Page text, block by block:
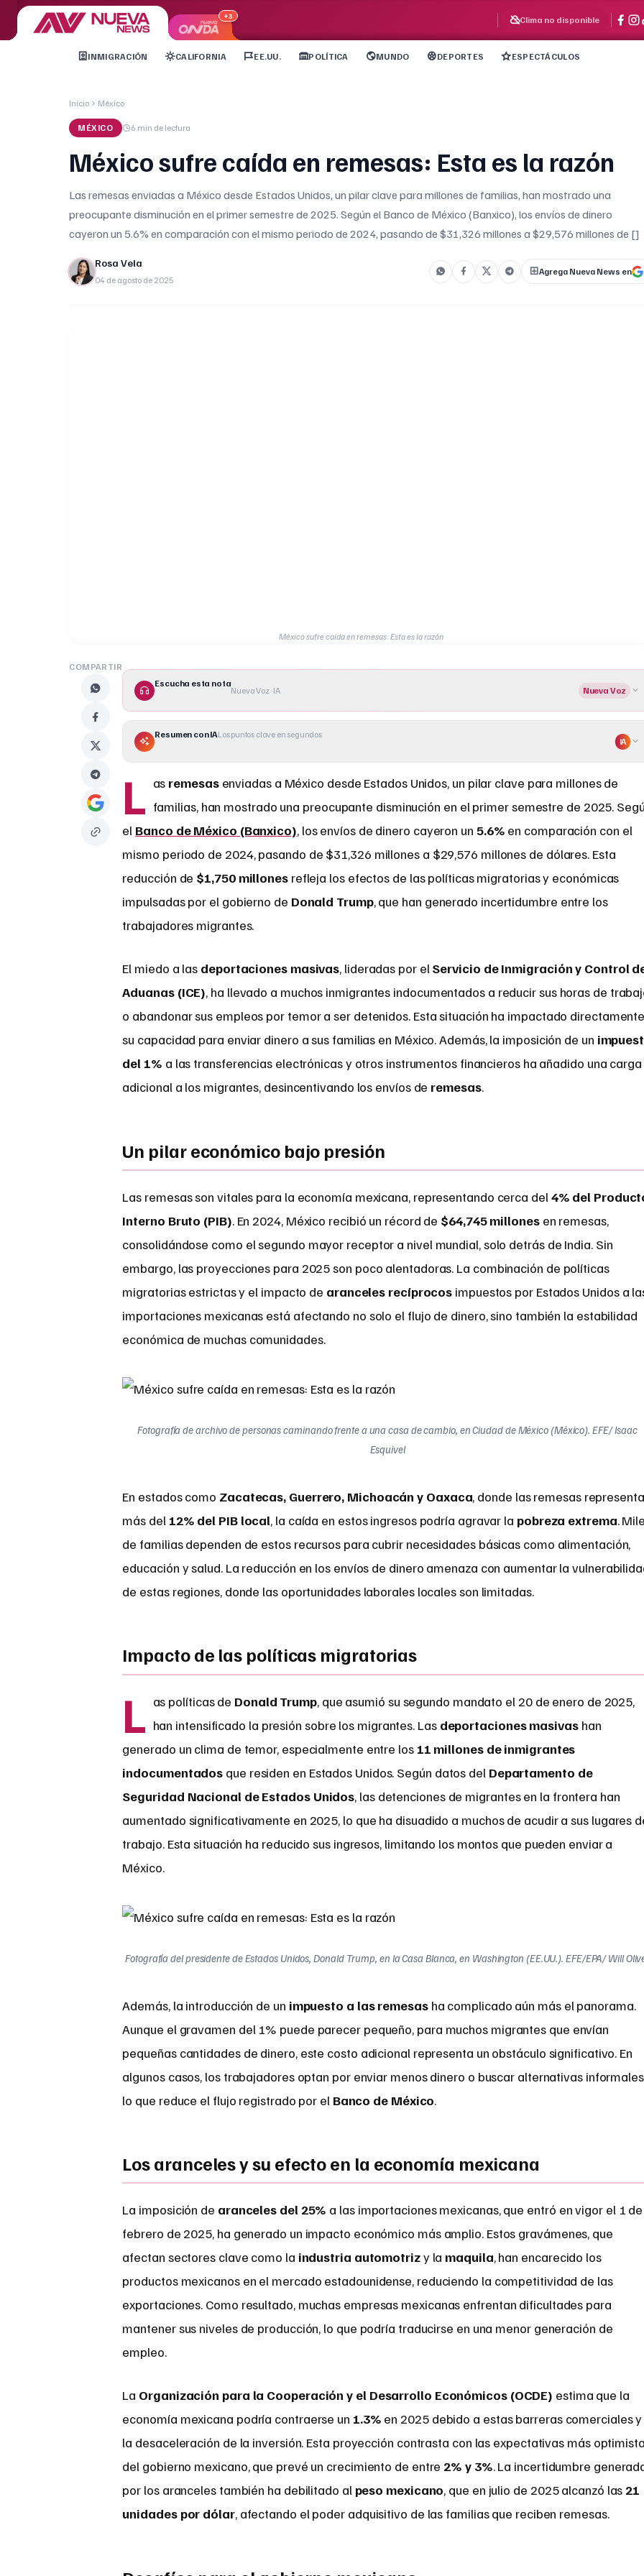
+3 Clima no disponible
INMIGRACIÓN CALIFORNIA EE.UU. POLÍTICA MUNDO DEPORTES ESPECTÁCULOS
Inicio México
MÉXICO 6 min de lectura
México sufre caída en remesas: Esta es la razón
Las remesas enviadas a México desde Estados Unidos, un pilar clave para millones de familias, han mostrado una
preocupante disminución en el primer semestre de 2025. Según el Banco de México (Banxico), los envíos de dinero
cayeron un 5.6% en comparación con el mismo periodo de 2024, pasando de $31,326 millones a $29,576 millones de []
Rosa Vela
04 de agosto de 2025
Agrega Nueva News en
México sufre caída en remesas: Esta es la razón
COMPARTIR
Escucha esta nota
Nueva Voz · IA Nueva Voz
Resumen con IALos puntos clave en segundos
IA
L as remesasenviadas a México desde Estados Unidos, un pilar clave para millones de
familias, han mostrado una preocupante disminución en el primer semestre de 2025.
el Banco de México (Banxico), los envíos de dinero cayeron un 5.6% en comparación con el
mismo periodo de 2024, pasando de $31,326 millones a $29,576 millones de dólares. Esta
reducción de $1,750 millonesrefleja los efectos de las políticas migratorias y económicas
impulsadas por el gobierno de Donald Trump, que han generado incertidumbre entre los
trabajadores migrantes.
El miedo a las deportaciones masivas, lideradas por el Servicio de Inmigración y Control
Aduanas (ICE), ha llevado a muchos inmigrantes indocumentados a reducir sus horas de
o abandonar sus empleos por temor a ser detenidos. Esta situación ha impactado
su capacidad para enviar dinero a sus familias en México. Además, la imposición de un
del 1% a las transferencias electrónicas y otros instrumentos financieros ha añadido una carga
adicional a los migrantes, desincentivando los envíos de remesas.
Un pilar económico bajo presión
Las remesas son vitales para la economía mexicana, representando cerca del 4% del
Interno Bruto (PIB). En 2024, México recibió un récord de $64,745 millonesen remesas,
consolidándose como el segundo mayor receptor a nivel mundial, solo detrás de India. Sin
embargo, las proyecciones para 2025 son poco alentadoras. La combinación de políticas
migratorias estrictas y el impacto de aranceles recíprocos impuestos por Estados Unidos a
importaciones mexicanas está afectando no solo el flujo de dinero, sino también la estabilidad
económica de muchas comunidades.
Fotografía de archivo de personas caminando frente a una casa de cambio, en Ciudad de México (México). EFE/ Isaac
Esquivel
En estados como Zacatecas, Guerrero, Michoacán y Oaxaca, donde las remesas
más del 12% del PIB local, la caída en estos ingresos podría agravar la pobreza extrema.
de familias dependen de estos recursos para cubrir necesidades básicas como alimentación,
educación y salud. La reducción en los envíos de dinero amenaza con aumentar la
de estas regiones, donde las oportunidades laborales locales son limitadas.
Impacto de las políticas migratorias
L as políticas de Donald Trump, que asumió su segundo mandato el 20 de enero de 2025,
han intensificado la presión sobre los migrantes. Las deportaciones masivashan
generado un clima de temor, especialmente entre los 11 millones de inmigrantes
indocumentados que residen en Estados Unidos. Según datos del Departamento de
Seguridad Nacional de Estados Unidos, las detenciones de migrantes en la frontera han
aumentado significativamente en 2025, lo que ha disuadido a muchos de acudir a sus lugares
trabajo. Esta situación ha reducido sus ingresos, limitando los montos que pueden enviar a
México.
Fotografía del presidente de Estados Unidos, Donald Trump, en la Casa Blanca, en Washington (EE.UU.). EFE/EPA/ Will
Además, la introducción de un impuesto a las remesasha complicado aún más el panorama.
Aunque el gravamen del 1% puede parecer pequeño, para muchos migrantes que envían
pequeñas cantidades de dinero, este costo adicional representa un obstáculo significativo. En
algunos casos, los trabajadores optan por enviar menos dinero o buscar alternativas
lo que reduce el flujo registrado por el Banco de México.
Los aranceles y su efecto en la economía mexicana
La imposición de aranceles del 25% a las importaciones mexicanas, que entró en vigor el 1 de
febrero de 2025, ha generado un impacto económico más amplio. Estos gravámenes, que
afectan sectores clave como la industria automotrizy la maquila, han encarecido los
productos mexicanos en el mercado estadounidense, reduciendo la competitividad de las
exportaciones. Como resultado, muchas empresas mexicanas enfrentan dificultades para
mantener sus niveles de producción, lo que podría traducirse en una menor generación de
empleo.
La Organización para la Cooperación y el Desarrollo Económicos (OCDE) estima que la
economía mexicana podría contraerse un 1.3% en 2025 debido a estas barreras comerciales y
la desaceleración de la inversión. Esta proyección contrasta con las expectativas más
del gobierno mexicano, que prevé un crecimiento de entre 2% y 3%. La incertidumbre
por los aranceles también ha debilitado al peso mexicano, que en julio de 2025 alcanzó las 21
unidades por dólar, afectando el poder adquisitivo de las familias que reciben remesas.